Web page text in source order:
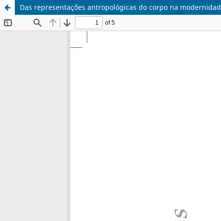
Das representações antropológicas do corpo na